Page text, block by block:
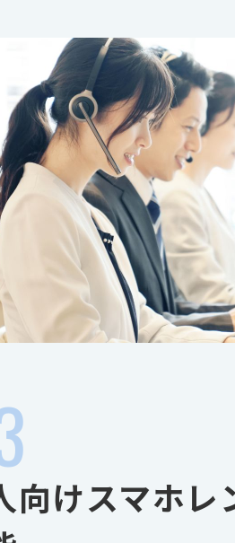
向けスマホレ